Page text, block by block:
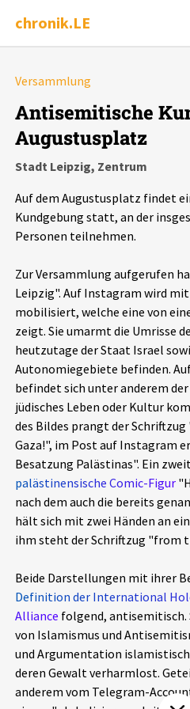
chronik.LE
Chronik
Leipziger Zustände
Schlaglichter
Phänomene
Aktuelles
Alle Beiträge
Veranstaltungen
Pressemitteilungen
Podcasts
Über uns
Projektbeschreibung
Kontakt
Unterstützer_innen
chronik.LE in der Presse
Versammlung
Antisemitische
Augustusplatz
Stadt Leipzig, Zentrum
Auf dem Augustusplatz findet
Kundgebung statt, an der
Personen teilnehmen.
Zur Versammlung aufgerufen
Leipzig". Auf Instagram wird
mobilisiert, welche eine von
zeigt. Sie umarmt die Umrisse
heutzutage der Staat Israel
Autonomiegebiete befinden.
befindet sich unter anderem
jüdisches Leben oder Kultur
des Bildes prangt der
Gaza!", im Post auf Instagram
Besatzung Palästinas". Ein
palästinensische Comic-Figur
nach dem auch die bereits
hält sich mit zwei Händen an
ihm steht der Schriftzug "from
Beide Darstellungen mit ihrer
Definition der International
Alliance folgend,
von Islamismus und
und Argumentation
deren Gewalt verharmlost.
anderem vom Telegram-
Alle Ereignisse
Ereignisse
Ereignisse